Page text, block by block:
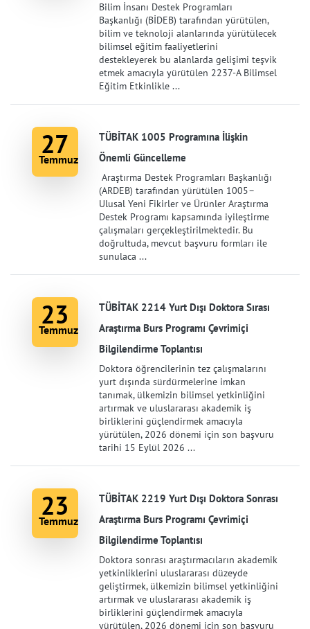
Bilim İnsanı Destek Programları
Başkanlığı (BİDEB) tarafından yürütülen,
bilim ve teknoloji alanlarında yürütülecek
bilimsel eğitim faaliyetlerini
destekleyerek bu alanlarda gelişimi teşvik
etmek amacıyla yürütülen 2237-A Bilimsel
Eğitim Etkinlikle ...
27
Temmuz
TÜBİTAK 1005 Programına İlişkin
Önemli Güncelleme
Araştırma Destek Programları Başkanlığı
(ARDEB) tarafından yürütülen 1005–
Ulusal Yeni Fikirler ve Ürünler Araştırma
Destek Programı kapsamında iyileştirme
çalışmaları gerçekleştirilmektedir. Bu
doğrultuda, mevcut başvuru formları ile
sunulaca ...
23
Temmuz
TÜBİTAK 2214 Yurt Dışı Doktora Sırası
Araştırma Burs Programı Çevrimiçi
Bilgilendirme Toplantısı
Doktora öğrencilerinin tez çalışmalarını
yurt dışında sürdürmelerine imkan
tanımak, ülkemizin bilimsel yetkinliğini
artırmak ve uluslararası akademik iş
birliklerini güçlendirmek amacıyla
yürütülen, 2026 dönemi için son başvuru
tarihi 15 Eylül 2026 ...
23
Temmuz
TÜBİTAK 2219 Yurt Dışı Doktora Sonrası
Araştırma Burs Programı Çevrimiçi
Bilgilendirme Toplantısı
Doktora sonrası araştırmacıların akademik
yetkinliklerini uluslararası düzeyde
geliştirmek, ülkemizin bilimsel yetkinliğini
artırmak ve uluslararası akademik iş
birliklerini güçlendirmek amacıyla
yürütülen, 2026 dönemi için son başvuru